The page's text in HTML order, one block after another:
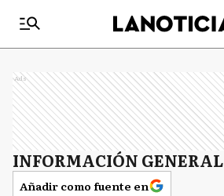
Ads
INFORMACIÓN GENERAL
Añadir como fuente en